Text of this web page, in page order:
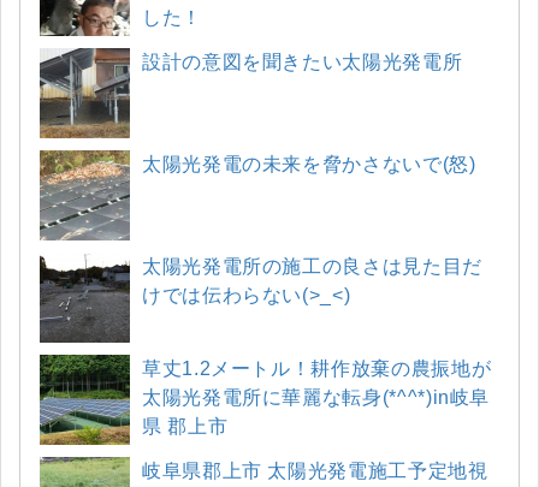
した！
設計の意図を聞きたい太陽光発電所
太陽光発電の未来を脅かさないで(怒)
太陽光発電所の施工の良さは見た目だ
けでは伝わらない(>_<)
草丈1.2メートル！耕作放棄の農振地が
太陽光発電所に華麗な転身(*^^*)in岐阜
県 郡上市
岐阜県郡上市 太陽光発電施工予定地視